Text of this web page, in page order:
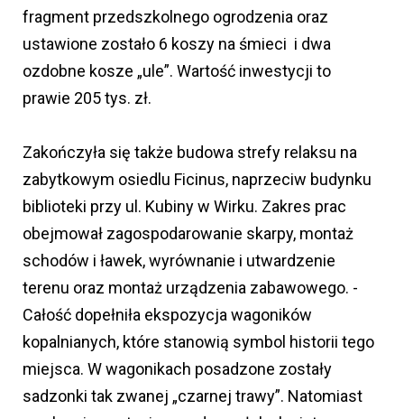
fragment przedszkolnego ogrodzenia oraz
ustawione zostało 6 koszy na śmieci i dwa
ozdobne kosze „ule”. Wartość inwestycji to
prawie 205 tys. zł.
Zakończyła się także budowa strefy relaksu na
zabytkowym osiedlu Ficinus, naprzeciw budynku
biblioteki przy ul. Kubiny w Wirku. Zakres prac
obejmował zagospodarowanie skarpy, montaż
schodów i ławek, wyrównanie i utwardzenie
terenu oraz montaż urządzenia zabawowego. -
Całość dopełniła ekspozycja wagoników
kopalnianych, które stanowią symbol historii tego
miejsca. W wagonikach posadzone zostały
sadzonki tak zwanej „czarnej trawy”. Natomiast